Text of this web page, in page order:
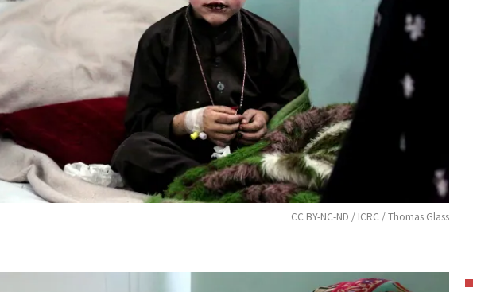
CC BY-NC-ND / ICRC / Thomas Glass